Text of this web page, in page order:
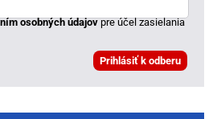
osobných údajovpre účel zasielania